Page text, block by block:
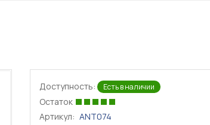
Доступность: Есть в наличии
Остаток
Артикул: ANT074